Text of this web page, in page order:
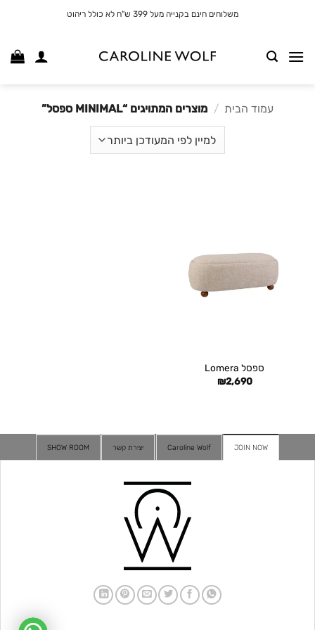
משלוחים חינם בקנייה מעל 399 ש"ח לא כולל ריהוט
עמוד הבית / מוצרים המתויגים “MINIMAL ספסל”
ספסל Lomera
₪2,690
JOIN NOW
Caroline Wolf יצירת קשר SHOW ROOM